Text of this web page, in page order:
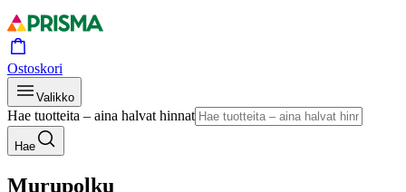
Ostoskori
Valikko
Hae tuotteita – aina halvat hinnat
Hae
Murupolku